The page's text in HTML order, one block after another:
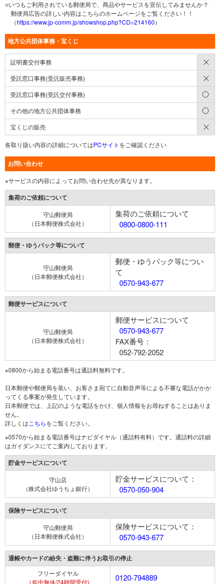
○いつもご利用されている郵便局で、商品やサービスを宣伝してみませんか？
郵便局広告の詳しい内容はこちらのホームページをご覧ください！！
（https://www.jp-comm.jp/showshop.php?CD=214160）
地方公共団体事務・宝くじ
証明書交付事務
受託窓口事務(受託販売事務)
受託窓口事務(受託交付事務)
その他の地方公共団体事務
宝くじの販売
各取り扱い内容の詳細についてはPCサイト をご確認ください
お問い合わせ
※サービスの内容によってお問い合わせ先が異なります。
集荷のご依頼について
守山郵便局
（日本郵便株式会社）
集荷のご依頼について
0800-0800-111
郵便・ゆうパック等について
守山郵便局
（日本郵便株式会社）
郵便・ゆうパック等につい
て
0570-943-677
郵便サービスについて
守山郵便局
（日本郵便株式会社）
郵便サービスについて
0570-943-677
FAX番号：
052-792-2052
※0800から始まる電話番号は通話料無料です。
日本郵便や郵便局を装い、お客さま宛てに自動音声等による不審な電話がかか
ってくる事案が発生しています。
日本郵便では、上記のような電話をかけ、個人情報をお尋ねすることはありま
せん。
詳しくは こちらをご覧ください。
※0570から始まる電話番号はナビダイヤル（通話料有料）です。通話料の詳細
はガイダンスにてご案内しております。
貯金サービスについて
守山店
（株式会社ゆうちょ銀行）
貯金サービスについて：
0570-050-904
保険サービスについて
守山郵便局
（日本郵便株式会社）
保険サービスについて：
0570-943-677
通帳やカードの紛失・盗難に伴うお取引の停止
フリーダイヤル
（年中無休/24時間受付)
0120-794889